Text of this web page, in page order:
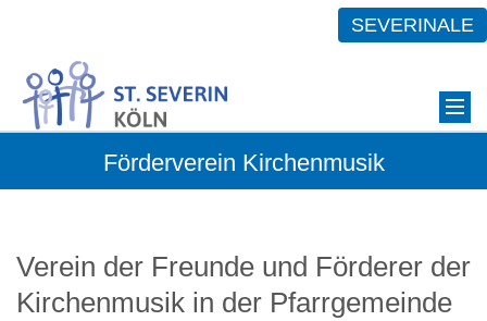
SEVERINALE
Förderverein Kirchenmusik
Verein der Freunde und Förderer der
Kirchenmusik in der Pfarrgemeinde